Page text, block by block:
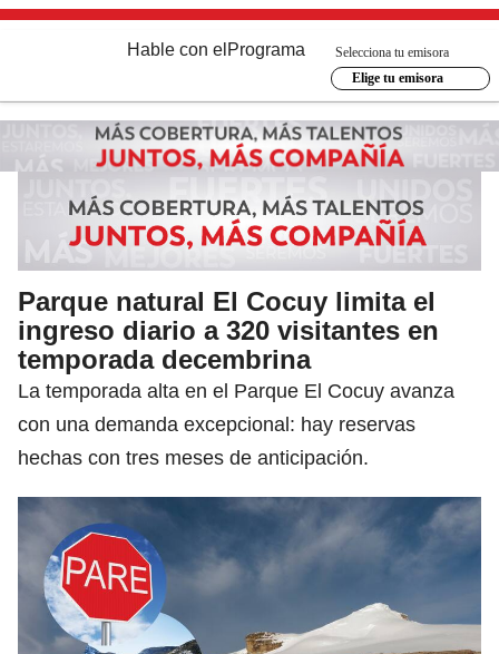
Hable con el Programa
Selecciona tu emisora
Elige tu emisora
Parque natural El Cocuy limita el
ingreso diario a 320 visitantes en
temporada decembrina
La temporada alta en el Parque El Cocuy avanza
con una demanda excepcional: hay reservas
hechas con tres meses de anticipación.